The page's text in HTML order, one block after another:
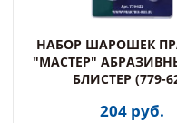
НАБОР ШАРОШЕК
"МАСТЕР"
БЛИСТЕР (779-
204 руб.